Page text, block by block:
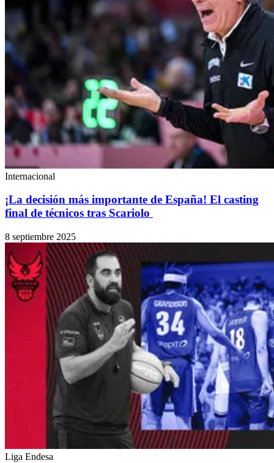
Internacional
¡La decisión más importante de España! El casting
final de técnicos tras Scariolo
8 septiembre 2025
Liga Endesa